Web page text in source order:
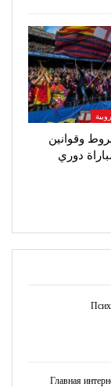
وقوانين
دوري
Главная